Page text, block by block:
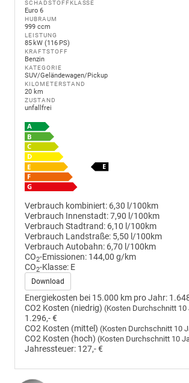
SCHADSTOFFKLASSE
Euro 6
HUBRAUM
999 ccm
LEISTUNG
85 kW (116 PS)
KRAFTSTOFF
Benzin
KATEGORIE
SUV/Geländewagen/Pickup
KILOMETERSTAND
20 km
ZUSTAND
unfallfrei
Verbrauch kombiniert: 6,30 l/100km
Verbrauch Innenstadt:7,90 l/100km
Verbrauch Stadtrand: 6,10 l/100km
Verbrauch Landstraße: 5,50 l/100km
Verbrauch Autobahn: 6,70 l/100km
CO2-Emissionen: 144,00 g/km
CO2-Klasse: E
Download
Energiekosten bei 15.000 km pro Jahr:
CO2 Kosten (niedrig) (Kosten Durchschnitt 10
1.296,- €
CO2 Kosten (mittel) (Kosten Durchschnitt 10
CO2 Kosten (hoch) (Kosten Durchschnitt 10
Jahressteuer: 127,- €